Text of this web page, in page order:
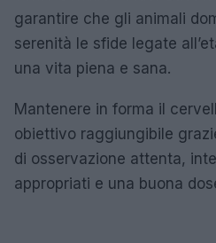
garantire che gli animali
serenità le sfide legate
una vita piena e sana.
Mantenere in forma il
obiettivo raggiungibile
di osservazione attenta,
appropriati e una buona